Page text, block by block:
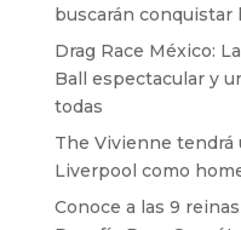
buscarán conquistar
Drag Race México:
Ball espectacular y
todas
The Vivienne
Liverpool como
Conoce a las 9